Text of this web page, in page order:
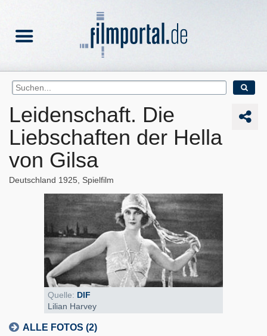
Leidenschaft. Die
Liebschaften der Hella
von Gilsa
Deutschland 1925 Spielfilm
Quelle: DIF
Lilian Harvey
ALLE FOTOS (2)